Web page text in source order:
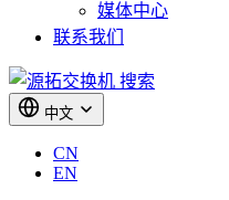
媒体中心
联系我们
搜索
中文
CN
EN